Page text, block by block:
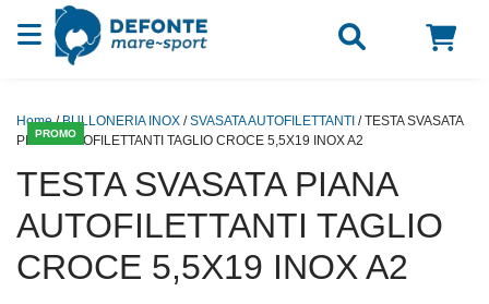
Vai al contenuto
PROMO
Home/BULLONERIA INOX /SVASATA AUTOFILETTANTI / TESTA SVASATA
PIANA AUTOFILETTANTI TAGLIO CROCE 5,5X19 INOX A2
TESTA SVASATA PIANA
AUTOFILETTANTI TAGLIO
CROCE 5,5X19 INOX A2